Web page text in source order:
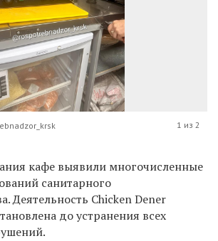
1 из 2
кафе выявили многочисленные
санитарного
Деятельность Chicken Dener
до устранения всех